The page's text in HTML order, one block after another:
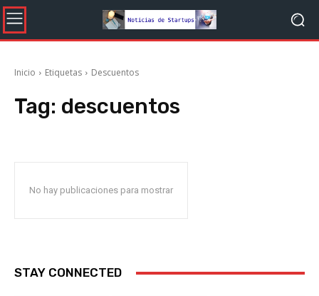
Inicio Etiquetas Descuentos
Tag: descuentos
No hay publicaciones para mostrar
STAY CONNECTED